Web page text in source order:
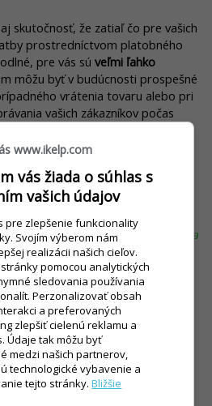
skutočnosť, že zatiaľ čo pre vašich
prostredníctvom platobného
pre vás sú veľmi ľahko
môžu byť v budúcnosti prospešné
vrátenia tovaru alebo pri
vašich zákazníkov počas
úsekov.
bezhotovostných platieb vo
byť finančne nákladné. V
prenajať registračnú pokladnicu
kartou. Poplatky za platobný
minimum. Výhodou tohto riešenia
prenajímateľa,
v prípade, že zariadenie sa
vyžadovať akýkoľvek servis.
www.ikelp.com
vás žiada o súhlas s
vašich údajov
pre zlepšenie funkcionality
Svojím výberom nám
realizácii našich cieľov.
pomocou analytických
sledovania používania
Perzonalizovať obsah
a preferovaných
zlepšiť cielenú reklamu a
Údaje tak môžu byť
medzi našich partnerov,
technologické vybavenie a
tejto stránky.Bližšie